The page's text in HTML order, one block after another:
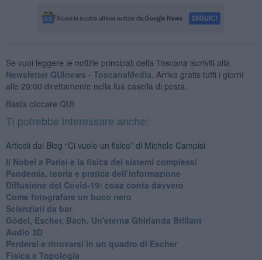
Se vuoi leggere le notizie principali della Toscana iscriviti alla
Newsletter QUInews - ToscanaMedia. Arriva gratis tutti i giorni
alle 20:00 direttamente nella tua casella di posta.
Basta cliccare QUI
Ti potrebbe interessare anche:
Articoli dal Blog “Ci vuole un fisico” di Michele Campisi
Il Nobel a Parisi e la fisica dei sistemi complessi
Pandemia, teoria e pratica dell’informazione
​Diffusione del Covid-19: cosa conta davvero
Come fotografare un buco nero
Scienziati da bar
Gödel, Escher, Bach. Un'eterna Ghirlanda Brillant
Audio 3D
Perdersi e ritrovarsi in un quadro di Escher
​Fisica e Topologia